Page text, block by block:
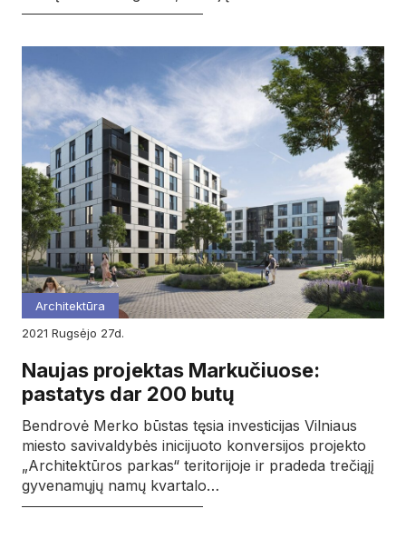
Architektūra
2021
rugsėjo 27d.
Naujas projektas Markučiuose:
pastatys dar 200 butų
Bendrovė Merko būstas tęsia investicijas Vilniaus
miesto savivaldybės inicijuoto konversijos projekto
„Architektūros parkas“ teritorijoje ir pradeda trečiąjį
gyvenamųjų namų kvartalo…